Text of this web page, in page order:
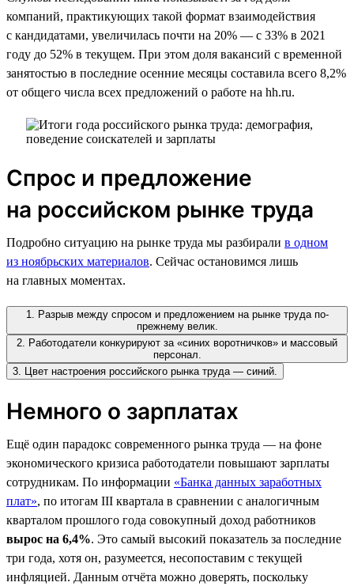
компаний, практикующих такой формат взаимодействия
с кандидатами, увеличилась почти на 20% — с 33% в 2021
году до 52% в текущем. При этом доля вакансий с временной
занятостью в последние осенние месяцы составила всего 8,2%
от общего числа всех предложений о работе на hh.ru.
Спрос и предложение
на российском рынке труда
Подробно ситуацию на рынке труда мы разбирали в одном
из ноябрьских материалов. Сейчас остановимся лишь
на главных моментах.
1. Разрыв между спросом и предложением на рынке труда по-
прежнему велик.
2. Работодатели конкурируют за «синих воротничков» и массовый
персонал.
3. Цвет настроения российского рынка труда — синий.
Немного о зарплатах
Ещё один парадокс современного рынка труда — на фоне
экономического кризиса работодатели повышают зарплаты
сотрудникам. По информации «Банка данных заработных
плат», по итогам III квартала в сравнении с аналогичным
кварталом прошлого года совокупный доход работников
вырос на 6,4%. Это самый высокий показатель за последние
три года, хотя он, разумеется, несопоставим с текущей
инфляцией. Данным отчёта можно доверять, поскольку